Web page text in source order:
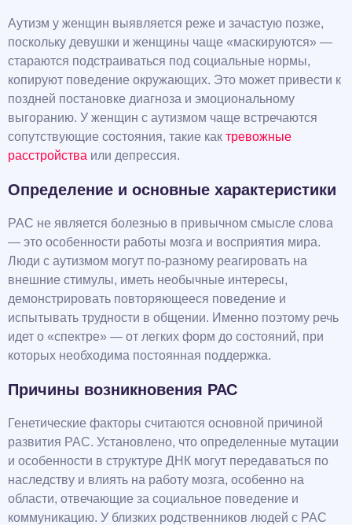
Аутизм у женщин выявляется реже и зачастую позже,
поскольку девушки и женщины чаще «маскируются» —
стараются подстраиваться под социальные нормы,
копируют поведение окружающих. Это может привести к
поздней постановке диагноза и эмоциональному
выгоранию. У женщин с аутизмом чаще встречаются
сопутствующие состояния, такие как тревожные
расстройства или депрессия.
Определение и основные характеристики
РАС не является болезнью в привычном смысле слова
— это особенности работы мозга и восприятия мира.
Люди с аутизмом могут по-разному реагировать на
внешние стимулы, иметь необычные интересы,
демонстрировать повторяющееся поведение и
испытывать трудности в общении. Именно поэтому речь
идет о «спектре» — от легких форм до состояний, при
которых необходима постоянная поддержка.
Причины возникновения РАС
Генетические факторы считаются основной причиной
развития РАС. Установлено, что определенные мутации
и особенности в структуре ДНК могут передаваться по
наследству и влиять на работу мозга, особенно на
области, отвечающие за социальное поведение и
коммуникацию. У близких родственников людей с РАС